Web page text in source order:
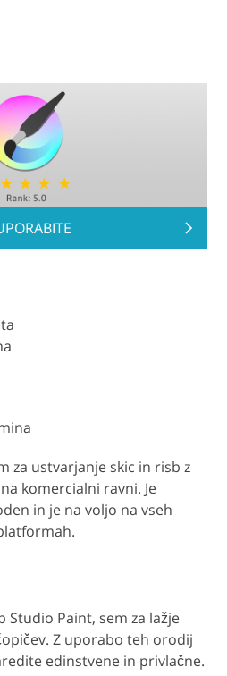
za ustvarjanje skic in risb z
komercialni ravni. Je
in je na voljo na vseh
Studio Paint, sem za lažje
Z uporabo teh orodij
edinstvene in privlačne.